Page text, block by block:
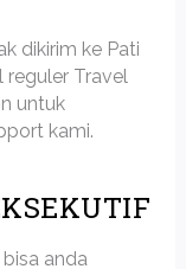
dikirim ke Pati
reguler Travel
untuk
kami.
anda